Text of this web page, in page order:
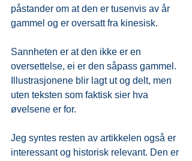
påstander om at den er tusenvis av år
gammel og er oversatt fra kinesisk.
Sannheten er at den ikke er en
oversettelse, ei er den såpass gammel.
Illustrasjonene blir lagt ut og delt, men
uten teksten som faktisk sier hva
øvelsene er for.
Jeg syntes resten av artikkelen også er
interessant og historisk relevant. Den er